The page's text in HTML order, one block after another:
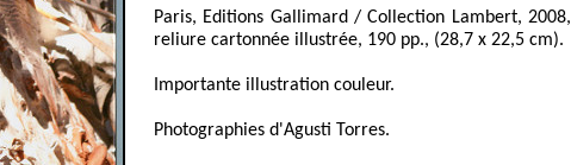
Paris, Editions Gallimard / Collection Lambert, 2008,
reliure cartonnée illustrée, 190 pp., (28,7 x 22,5 cm).
Importante illustration couleur.
Photographies d'Agusti Torres.